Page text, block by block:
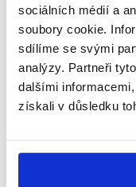
sociálních médií a
soubory cookie.
sdílíme se svými
analýzy. Partneři
dalšími
získali v důsledku
Předvolební
22. září 2020
V dlouhé debatě
post hejtmana –
zelených), Martin